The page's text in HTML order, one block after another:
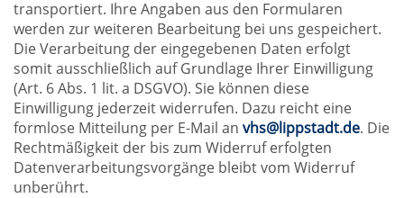
transportiert. Ihre Angaben aus den Formularen
werden zur weiteren Bearbeitung bei uns gespeichert.
Die Verarbeitung der eingegebenen Daten erfolgt
somit ausschließlich auf Grundlage Ihrer Einwilligung
(Art. 6 Abs. 1 lit. a DSGVO). Sie können diese
Einwilligung jederzeit widerrufen. Dazu reicht eine
formlose Mitteilung per E-Mail an vhs@lippstadt.de. Die
Rechtmäßigkeit der bis zum Widerruf erfolgten
Datenverarbeitungsvorgänge bleibt vom Widerruf
unberührt.